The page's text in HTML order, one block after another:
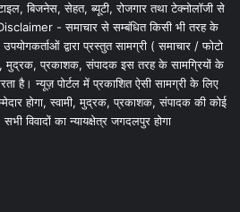
बिजनेस, सेहत, ब्यूटी, रोजगार तथा टेक्नोलॉजी से
- समाचार से सम्बंधित किसी भी तरह के
द्वारा प्रस्तुत सामग्री ( समाचार / फोटो
मुद्रक, प्रकाशक, संपादक इस तरह के सामग्रियों के
है। न्यूज़ पोर्टल में प्रकाशित ऐसी सामग्री के लिए
होगा, स्वामी, मुद्रक, प्रकाशक, संपादक की कोई
सभी विवादों का न्यायक्षेत्र जगदलपुर होगा